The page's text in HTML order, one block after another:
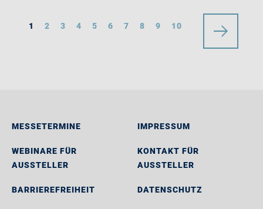
1 2 3 4 5 6 7 8 9 10
MESSETERMINE
WEBINARE FÜR
AUSSTELLER
BARRIEREFREIHEIT
IMPRESSUM
KONTAKT FÜR
AUSSTELLER
DATENSCHUTZ